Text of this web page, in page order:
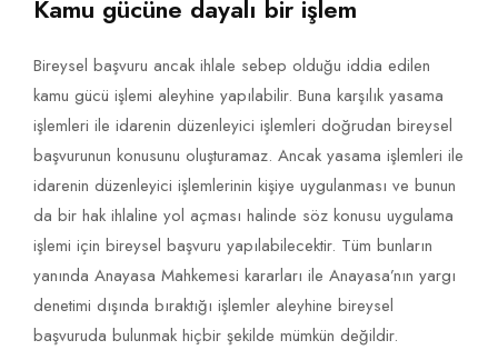
Kamu gücüne dayalı bir işlem
Bireysel başvuru ancak ihlale sebep olduğu iddia edilen
kamu gücü işlemi aleyhine yapılabilir. Buna karşılık yasama
işlemleri ile idarenin düzenleyici işlemleri doğrudan bireysel
başvurunun konusunu oluşturamaz. Ancak yasama işlemleri ile
idarenin düzenleyici işlemlerinin kişiye uygulanması ve bunun
da bir hak ihlaline yol açması halinde söz konusu uygulama
işlemi için bireysel başvuru yapılabilecektir. Tüm bunların
yanında Anayasa Mahkemesi kararları ile Anayasa’nın yargı
denetimi dışında bıraktığı işlemler aleyhine bireysel
başvuruda bulunmak hiçbir şekilde mümkün değildir.